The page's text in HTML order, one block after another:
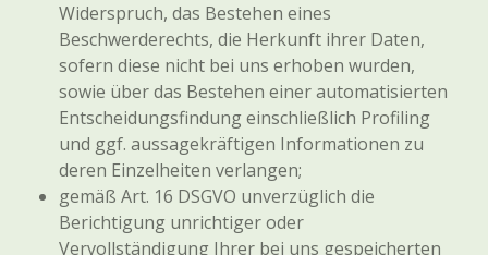
Widerspruch, das Bestehen eines
Beschwerderechts, die Herkunft ihrer Daten,
sofern diese nicht bei uns erhoben wurden,
sowie über das Bestehen einer automatisierten
Entscheidungsfindung einschließlich Profiling
und ggf. aussagekräftigen Informationen zu
deren Einzelheiten verlangen;
gemäß Art. 16 DSGVO unverzüglich die
Berichtigung unrichtiger oder
Vervollständigung Ihrer bei uns gespeicherten